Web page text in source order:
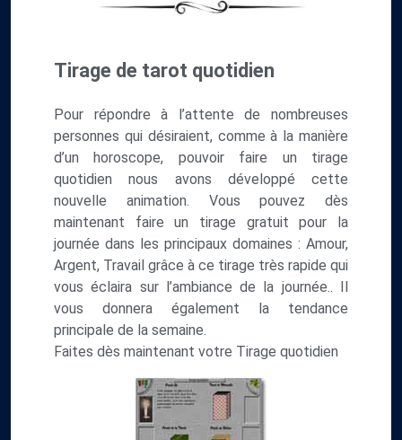
Tirage de tarot quotidien
Pour répondre à l’attente de nombreuses
personnes qui désiraient, comme à la manière
d’un horoscope, pouvoir faire un tirage
quotidien nous avons développé cette
nouvelle animation. Vous pouvez dès
maintenant faire un tirage gratuit pour la
journée dans les principaux domaines : Amour,
Argent, Travail grâce à ce tirage très rapide qui
vous éclaira sur l’ambiance de la journée.. Il
vous donnera également la tendance
principale de la semaine.
Faites dès maintenant votre Tirage quotidien